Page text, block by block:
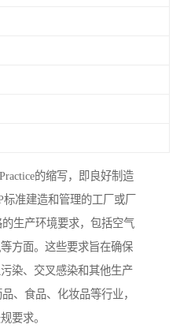
的缩写，即良好制造
准建造和管理的工厂或厂
生产环境要求，包括空气
方面。这些要求旨在确保
染、交叉感染和其他生产
、食品、化妆品等行业，
要求。